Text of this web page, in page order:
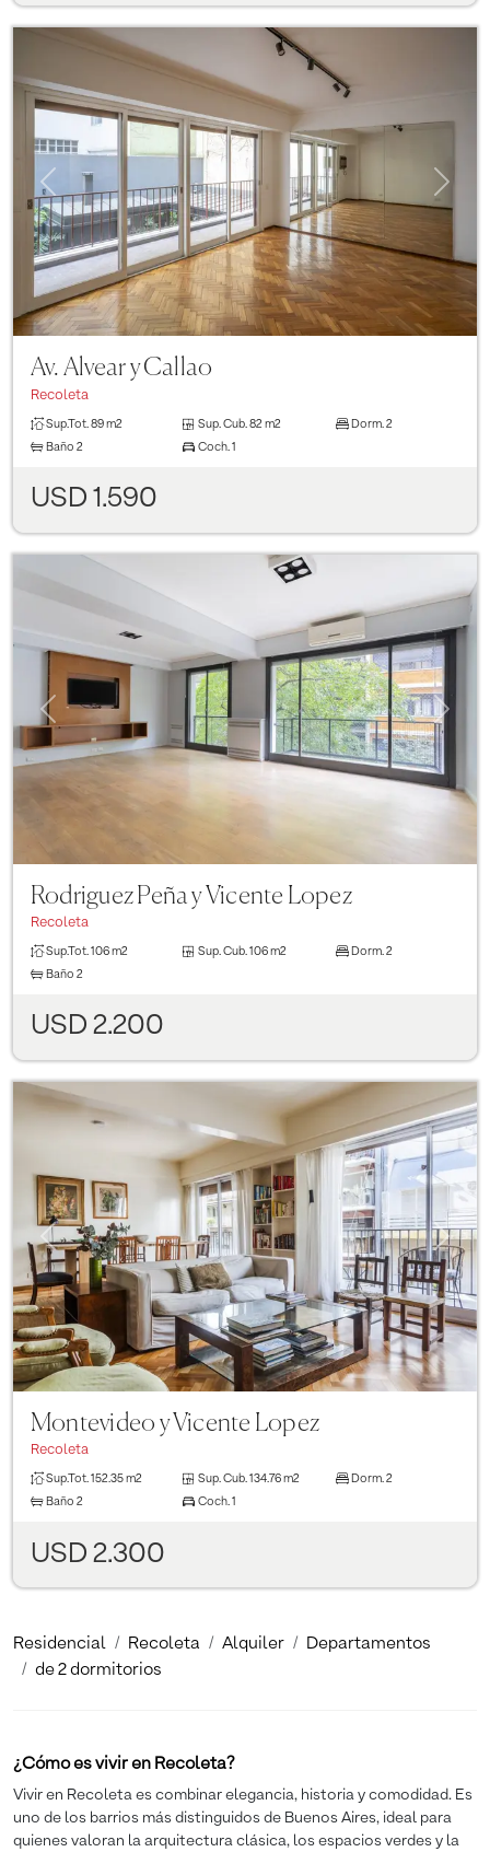
Previous
Av. Alvear y Callao
Recoleta
Sup.Tot. 89 m2 Sup. Cub. 82 m2 Dorm. 2
Baño 2 Coch. 1
USD 1.590
Previous Next
Rodriguez Peña y Vicente Lopez
Recoleta
Sup.Tot. 106 m2 Sup. Cub. 106 m2 Dorm. 2
Baño 2
USD 2.200
Previous Next
Montevideo y Vicente Lopez
Recoleta
Sup.Tot. 152.35 m2 Sup. Cub. 134.76 m2 Dorm. 2
Baño 2 Coch. 1
USD 2.300
Residencial Recoleta Alquiler
Departamentos
de 2 dormitorios
¿Cómo es vivir en Recoleta?
Vivir en Recoleta es combinar elegancia, historia y comodidad. Es
uno de los barrios más distinguidos de Buenos Aires, ideal para
quienes valoran la arquitectura clásica, los espacios verdes y la